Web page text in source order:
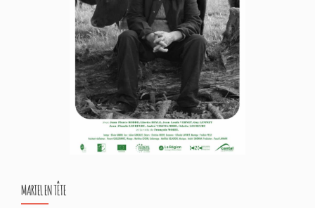
MARTEL EN TÊTE